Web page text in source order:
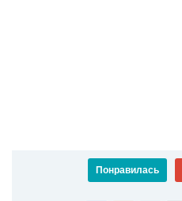
Понравилась